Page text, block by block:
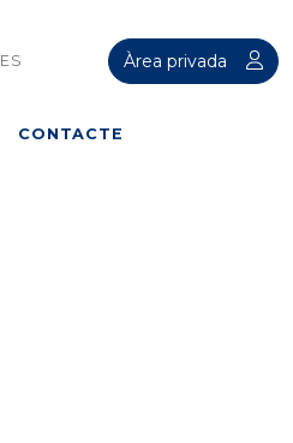
ES Àrea privada
CONTACTE